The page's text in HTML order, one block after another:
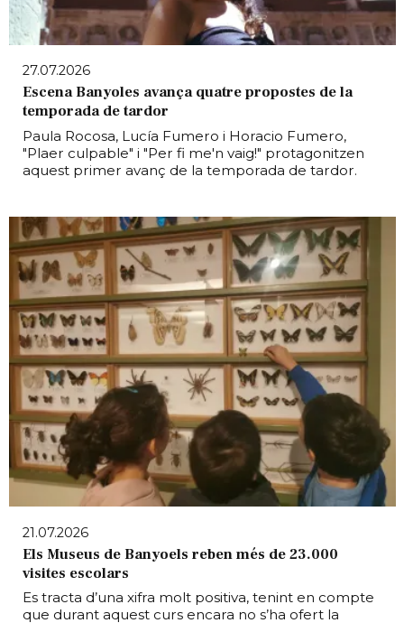
27.07.2026
Escena Banyoles avança quatre propostes de la
temporada de tardor
Paula Rocosa, Lucía Fumero i Horacio Fumero,
"Plaer culpable" i "Per fi me'n vaig!" protagonitzen
aquest primer avanç de la temporada de tardor.
21.07.2026
Els Museus de Banyoels reben més de 23.000
visites escolars
Es tracta d’una xifra molt positiva, tenint en compte
que durant aquest curs encara no s’ha ofert la